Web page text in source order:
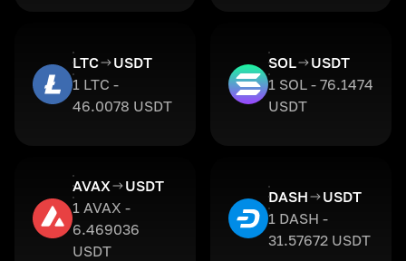
LTC
USDT
1 LTC -
46.0078 USDT
SOL
USDT
1 SOL - 76.1474
USDT
AVAX
USDT
1 AVAX -
6.469036
USDT
DASH
USDT
1 DASH -
31.57672 USDT